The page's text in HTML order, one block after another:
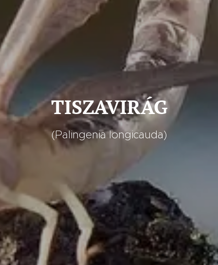
TISZAVIRÁG
(Palingenia longicauda)